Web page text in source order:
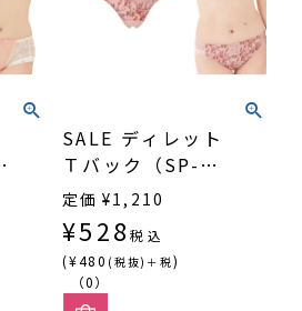
SALE ディレット
Ｔバック（SP-
504）
定価 ¥1,210
¥528税込
(¥480 (税抜)＋税)
（0）